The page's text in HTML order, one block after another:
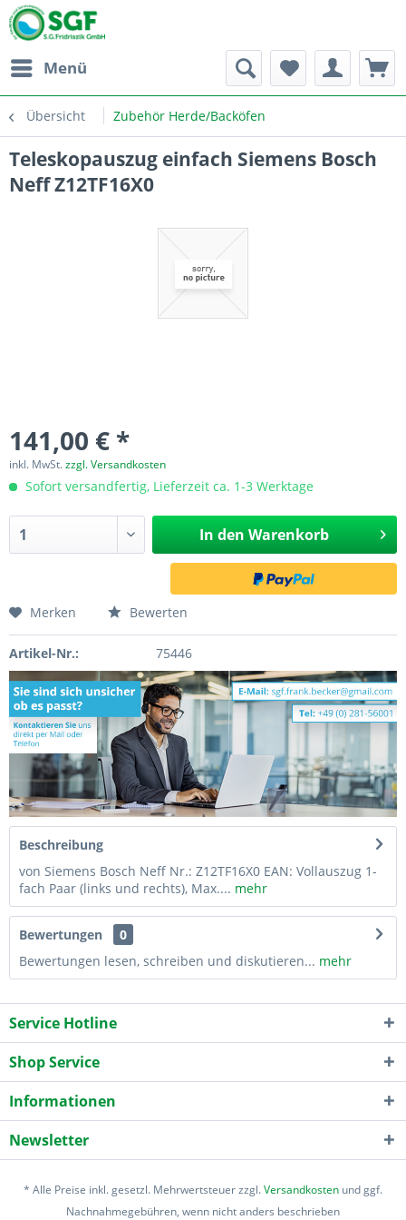
Menü
Übersicht Zubehör Herde/Backöfen
Teleskopauszug einfach Siemens Bosch
Neff Z12TF16X0
141,00 € *
inkl. MwSt.zzgl. Versandkosten
Sofort versandfertig, Lieferzeit ca. 1-3 Werktage
In den Warenkorb
Merken Bewerten
Artikel-Nr.: 75446
Beschreibung
von Siemens Bosch Neff Nr.: Z12TF16X0 EAN: Vollauszug 1-
fach Paar (links und rechts), Max.... mehr
Bewertungen
0
Bewertungen lesen, schreiben und diskutieren... mehr
Service Hotline
Shop Service
Informationen
Newsletter
* Alle Preise inkl. gesetzl. Mehrwertsteuer zzgl.Versandkosten und ggf.
Nachnahmegebühren, wenn nicht anders beschrieben